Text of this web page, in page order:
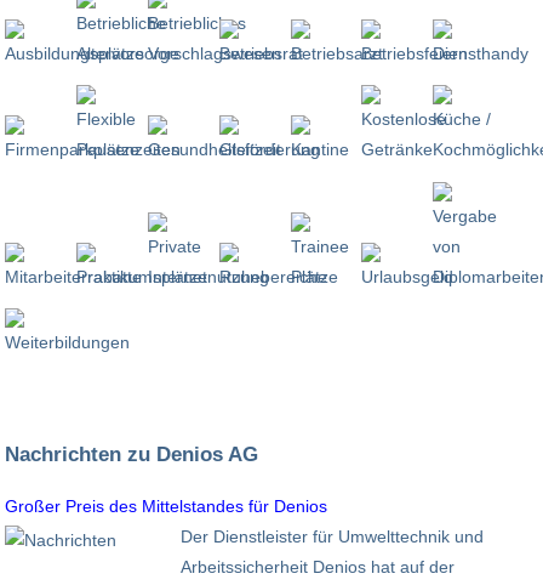
Nachrichten zu Denios AG
Großer Preis des Mittelstandes für Denios
Der Dienstleister für Umwelttechnik und
Arbeitssicherheit Denios hat auf der